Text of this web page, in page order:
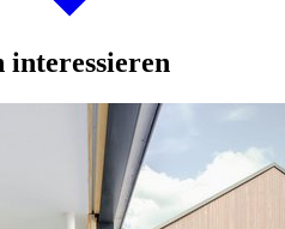
interessieren